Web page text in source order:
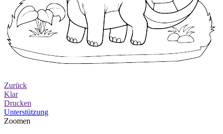
Zurück
Klar
Drucken
Unterstützung
Zoomen